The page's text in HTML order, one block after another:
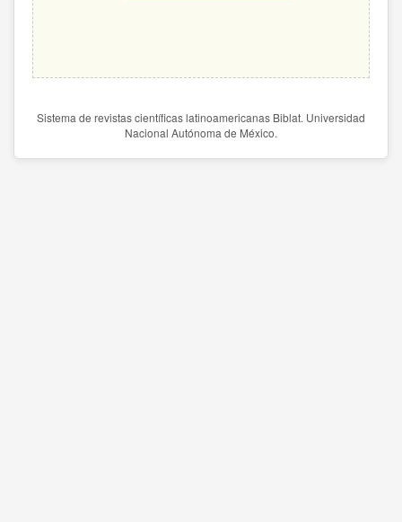
Sistema de revistas científicas latinoamericanas Biblat. Universidad
Nacional Autónoma de México.